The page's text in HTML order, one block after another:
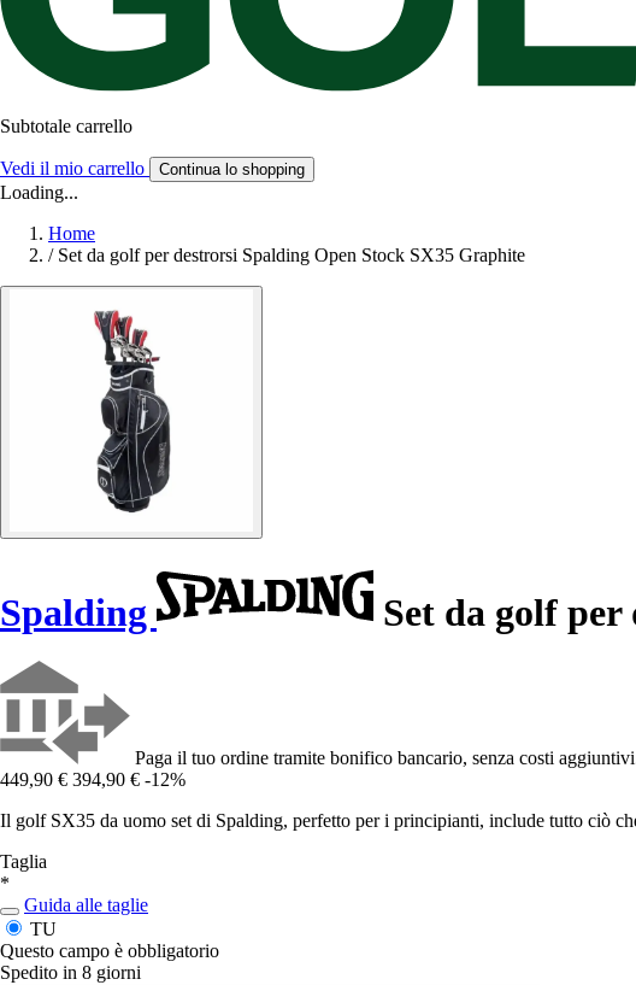
Subtotale carrello
Vedi il mio carrello Continua lo shopping
Loading...
Home
/ Set da golf per destrorsi Spalding Open Stock SX35 Graphite
Spalding Set da golf
Paga il tuo ordine tramite bonifico bancario, senza costi
449,90 € 394,90 € -12%
Il golf SX35 da uomo set di Spalding, perfetto per i principianti, include tutto ciò
Taglia
*
Guida alle taglie
TU
Questo campo è obbligatorio
Spedito in 8 giorni